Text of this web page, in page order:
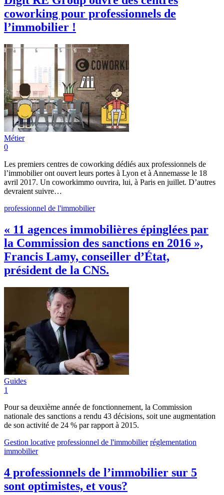
coworking pour professionnels de
l’immobilier !
Métier
0
Les premiers centres de coworking dédiés aux professionnels de
l’immobilier ont ouvert leurs portes à Lyon et à Annemasse le 18
avril 2017. Un coworkimmo ouvrira, lui, à Paris en juillet. D’autres
devraient suivre…
professionnel de l'immobilier
« 11 agences immobilières épinglées par
la Commission des sanctions en 2016 »,
Francis Lamy, conseiller d’État,
président de la CNS.
Guides
1
Pour sa deuxième année de fonctionnement, la Commission
nationale des sanctions a rendu 43 décisions, soit une augmentation
de son activité de 24 % par rapport à 2015.
Gestion locative professionnel de l'immobilier réglementation
immobilier
4 professionnels de l’immobilier sur 5
sont optimistes, et vous?